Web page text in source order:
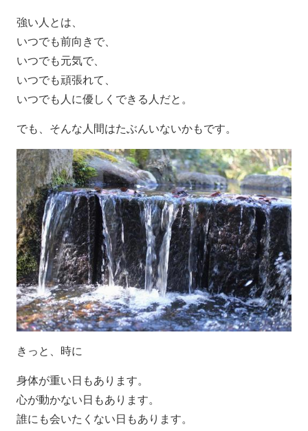
強い人とは、
いつでも前向きで、
いつでも元気で、
いつでも頑張れて、
いつでも人に優しくできる人だと。
でも、そんな人間はたぶんいないかもです。
きっと、時に
身体が重い日もあります。
心が動かない日もあります。
誰にも会いたくない日もあります。